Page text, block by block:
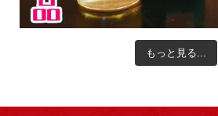
もっと見る...